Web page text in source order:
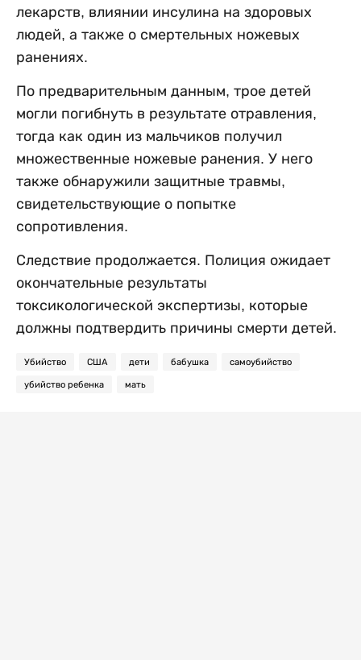
лекарств, влиянии инсулина на здоровых
людей, а также о смертельных ножевых
ранениях.
По предварительным данным, трое детей
могли погибнуть в результате отравления,
тогда как один из мальчиков получил
множественные ножевые ранения. У него
также обнаружили защитные травмы,
свидетельствующие о попытке
сопротивления.
Следствие продолжается. Полиция ожидает
окончательные результаты
токсикологической экспертизы, которые
должны подтвердить причины смерти детей.
Убийство США дети бабушка самоубийство
убийство ребенка мать